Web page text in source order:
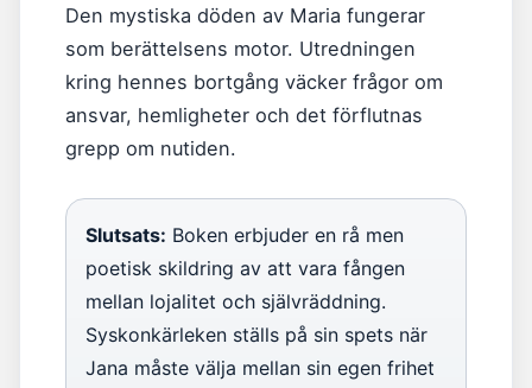
Den mystiska döden av Maria fungerar
som berättelsens motor. Utredningen
kring hennes bortgång väcker frågor om
ansvar, hemligheter och det förflutnas
grepp om nutiden.
Slutsats: Boken erbjuder en rå men
poetisk skildring av att vara fången
mellan lojalitet och självräddning.
Syskonkärleken ställs på sin spets när
Jana måste välja mellan sin egen frihet